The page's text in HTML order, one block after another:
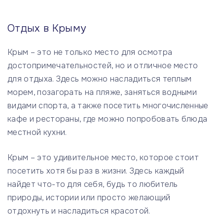
Отдых в Крыму
Крым – это не только место для осмотра
достопримечательностей, но и отличное место
для отдыха. Здесь можно насладиться теплым
морем, позагорать на пляже, заняться водными
видами спорта, а также посетить многочисленные
кафе и рестораны, где можно попробовать блюда
местной кухни.
Крым – это удивительное место, которое стоит
посетить хотя бы раз в жизни. Здесь каждый
найдет что-то для себя, будь то любитель
природы, истории или просто желающий
отдохнуть и насладиться красотой.